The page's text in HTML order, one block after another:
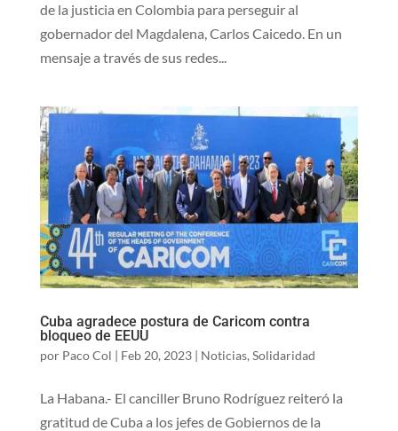
de la justicia en Colombia para perseguir al
gobernador del Magdalena, Carlos Caicedo. En un
mensaje a través de sus redes...
Cuba agradece postura de Caricom contra
bloqueo de EEUU
por Paco Col | Feb 20, 2023| Noticias, Solidaridad
La Habana.- El canciller Bruno Rodríguez reiteró la
gratitud de Cuba a los jefes de Gobiernos de la